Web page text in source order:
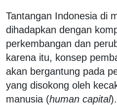
Tantangan Indonesia di
dihadapkan dengan
perkembangan dan
karena itu, konsep
akan bergantung pada
yang disokong oleh
manusia (human capital).